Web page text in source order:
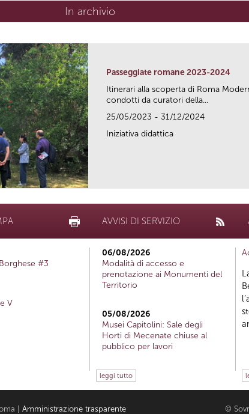
In archivio
Passeggiate romane 2023-2024
Itinerari alla scoperta di Roma
condotti da curatori della...
25/05/2023 - 31/12/2024
Iniziativa didattica
#3
V
AVVISI DI SERVIZIO
06/08/2026
Modalità di accesso e
prenotazione ai Monumenti del
Territorio
05/08/2026
Musei Capitolini: Sale degli
Horti di Mecenate chiuse al
pubblico per lavori
leggi tutto
| Amministrazione trasparente ©